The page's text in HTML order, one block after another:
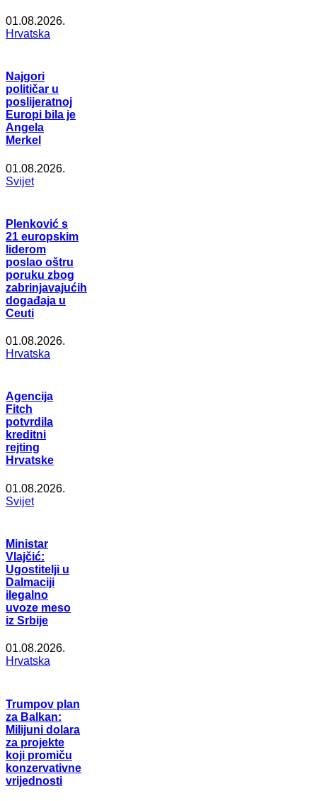
01.08.2026.
Hrvatska
Najgori
političar u
poslijeratnoj
Europi bila je
Angela
Merkel
01.08.2026.
Svijet
Plenković s
21 europskim
liderom
poslao oštru
poruku zbog
zabrinjavajućih
događaja u
Ceuti
01.08.2026.
Hrvatska
Agencija
Fitch
potvrdila
kreditni
rejting
Hrvatske
01.08.2026.
Svijet
Ministar
Vlajčić:
Ugostitelji u
Dalmaciji
ilegalno
uvoze meso
iz Srbije
01.08.2026.
Hrvatska
Trumpov plan
za Balkan:
Milijuni dolara
za projekte
koji promiču
konzervativne
vrijednosti